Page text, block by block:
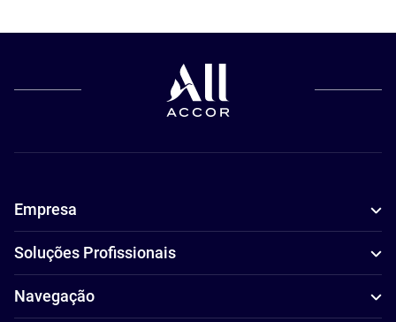
Empresa
Soluções Profissionais
Navegação